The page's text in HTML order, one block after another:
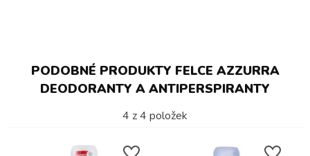
PODOBNÉ PRODUKTY FELCE AZZURRA
DEODORANTY A ANTIPERSPIRANTY
4 z4 položek